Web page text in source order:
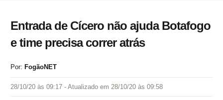
Entrada de Cícero não ajuda Botafogo
e time precisa correr atrás
Por: FogãoNET
28/10/20 às 09:17 - Atualizado em 28/10/20 às 09:58